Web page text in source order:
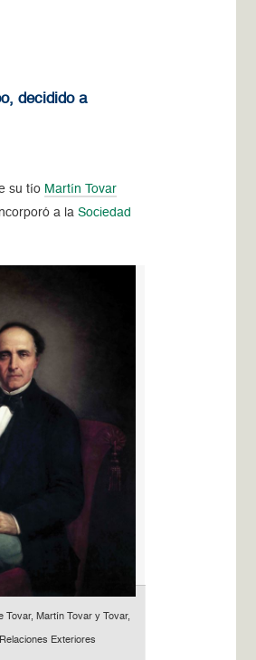
decidido a
su tío Martín Tovar
a laSociedad
Tovar, Martín Tovar y Tovar,
Exteriores